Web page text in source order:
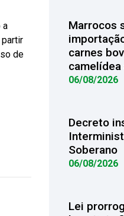
a
de
Marrocos
carnes
06/08/2026
Decreto
Soberano
06/08/2026
Lei